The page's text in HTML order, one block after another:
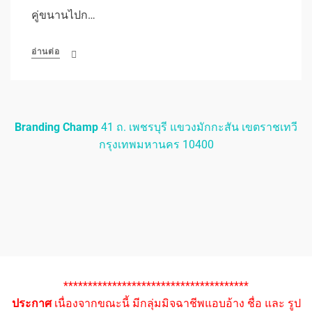
คู่ขนานไปก…
อ่านต่อ
Branding Champ 41 ถ. เพชรบุรี แขวงมักกะสัน เขตราชเทวี
กรุงเทพมหานคร 10400
**************************************
ประกาศเนื่องจากขณะนี้ มีกลุ่มมิจฉาชีพแอบอ้าง ชื่อ และ รูป